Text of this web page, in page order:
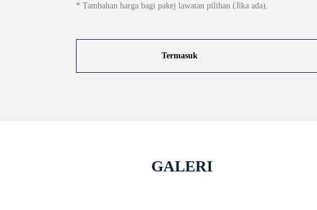
* Tambahan harga bagi pakej lawatan pilihan (Jika ada).
Termasuk
GALERI